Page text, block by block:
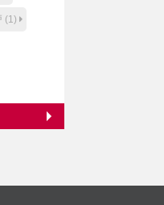
(1)